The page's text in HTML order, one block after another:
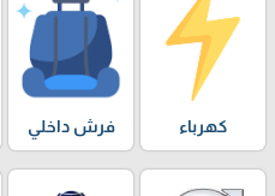
كهرباء فرش داخلي